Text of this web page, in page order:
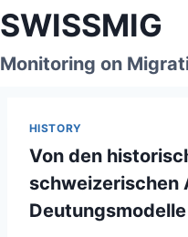
Skip
to
content
SWISSMIG
Monitoring on
HISTORY
Von den
schweizerischen
Deutungsmodelle